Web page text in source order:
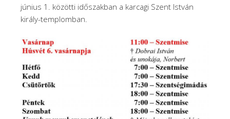
június 1. közötti időszakban a karcagi Szent István
király-templomban.